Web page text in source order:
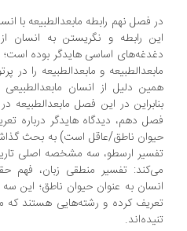
فصل نهم رابطه مابعدالطبیعه با انسان
رابطه و نگریستن به انسان از حیث
اساسی هایدگر بوده است؛ وی
و مابعدالطبیعه را در پرتو
دلیل از انسان مابعدالطبیعی به
در این فصل مابعدالطبیعه در
دهم، دیدگاه هایدگر درباره تعریف
ناطق/عاقل است) به بحث گذاشته
ارسطو، سه مشخصه اصلی تاریخ
تفسیر منطقی زبان، فهم حقیقت
به عنوان حیوان ناطق؛ این سه
کرده و رشته‌هایی هستند که